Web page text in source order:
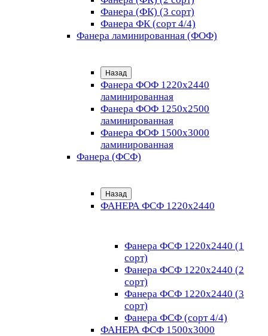
Фанера (ФК) (3 сорт)
Фанера ФК (сорт 4/4)
Фанера ламинированная (ФОФ)
Назад
Фанера ФОФ 1220x2440
ламинированная
Фанера ФОФ 1250x2500
ламинированная
Фанера ФОФ 1500x3000
ламинированная
Фанера (ФСФ)
Назад
ФАНЕРА ФСФ 1220х2440
Фанера ФСФ 1220х2440 (1
сорт)
Фанера ФСФ 1220х2440 (2
сорт)
Фанера ФСФ 1220х2440 (3
сорт)
Фанера ФСФ (сорт 4/4)
ФАНЕРА ФСФ 1500х3000